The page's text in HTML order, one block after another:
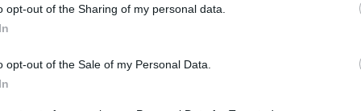
opt-out of the Sharing of my personal data.
opt-out of the Sale of my Personal Data.
tartottak tőle, hogy korábbi klubja, a
azonban a Spurs időközben hosszú távú
az ír legenda előtt szabad az út